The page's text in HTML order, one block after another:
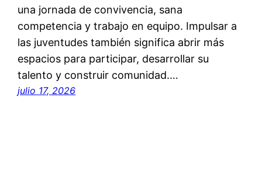
una jornada de convivencia, sana
competencia y trabajo en equipo. Impulsar a
las juventudes también significa abrir más
espacios para participar, desarrollar su
talento y construir comunidad.…
julio 17, 2026